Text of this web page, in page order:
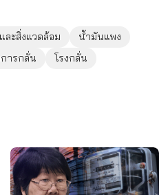
ละสิ่งแวดล้อม
น้ำมันแพง
ารกลั่น โรงกลั่น